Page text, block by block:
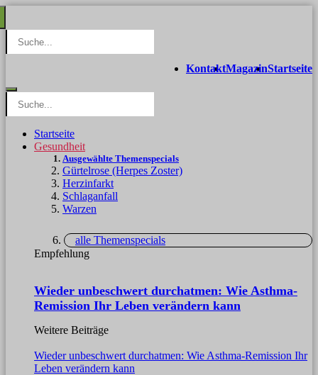
Startseite
Magazin
Kontakt
Startseite
Gesundheit
Ausgewählte Themenspecials
Gürtelrose (Herpes Zoster)
Herzinfarkt
Schlaganfall
Warzen
alle Themenspecials
Empfehlung
Wieder unbeschwert durchatmen: Wie Asthma-
Remission Ihr Leben verändern kann
Weitere Beiträge
Wieder unbeschwert durchatmen: Wie Asthma-Remission Ihr
Leben verändern kann